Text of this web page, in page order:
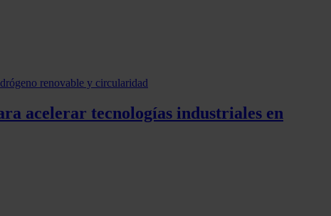
acelerar tecnologías industriales en